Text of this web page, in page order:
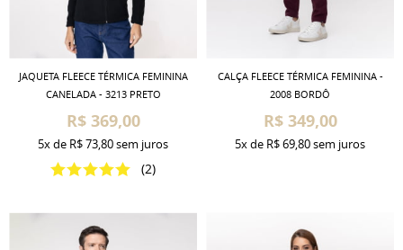
JAQUETA FLEECE TÉRMICA FEMININA
CANELADA - 3213 PRETO
R$ 369,00
(2)
5xde R$ 73,80sem juros
CALÇA FLEECE TÉRMICA FEMININA -
2008 BORDÔ
R$ 349,00
5xde R$ 69,80sem juros